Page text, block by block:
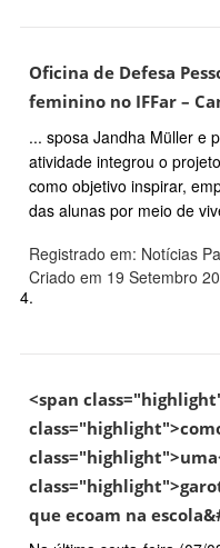
Oficina de Defesa
feminino no IFFar –
... sposa Jandha Müller e
atividade integrou o projeto
como objetivo inspirar,
das alunas por meio de
Registrado em: Notícias
Criado em 19 Setembro
4.
<span
que ecoam na